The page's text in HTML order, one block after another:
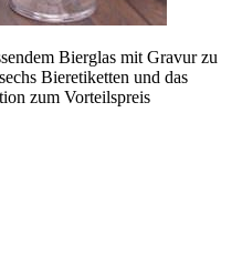
Bierglas mit Gravur zu
Bieretiketten und das
zum Vorteilspreis